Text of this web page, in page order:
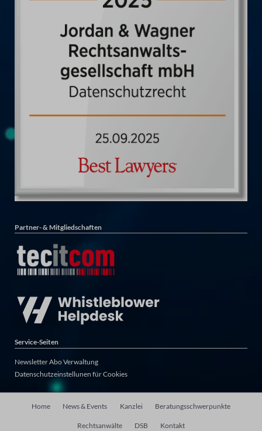
Partner- & Mitgliedschaften
Service-Seiten
Newsletter Abo Verwaltung
Datenschutzeinstellunen für Cookies
Home News & Events Kanzlei Beratungsschwerpunkte
Rechtsanwälte DSB Kontakt